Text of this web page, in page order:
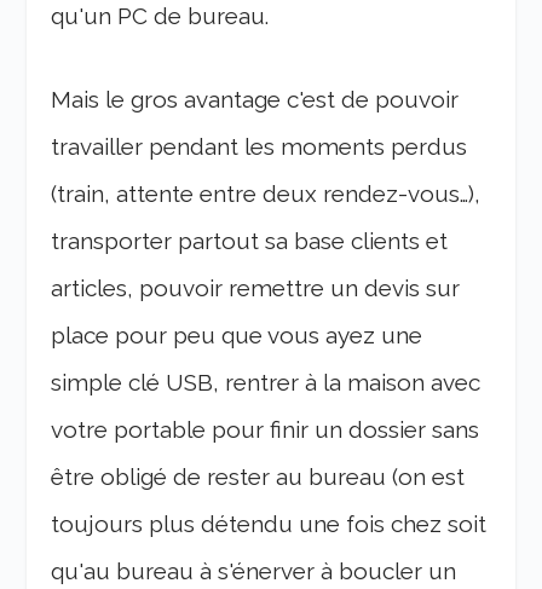
qu'un PC de bureau.
Mais le gros avantage c'est de pouvoir
travailler pendant les moments perdus
(train, attente entre deux rendez-vous…),
transporter partout sa base clients et
articles, pouvoir remettre un devis sur
place pour peu que vous ayez une
simple clé USB, rentrer à la maison avec
votre portable pour finir un dossier sans
être obligé de rester au bureau (on est
toujours plus détendu une fois chez soit
qu'au bureau à s'énerver à boucler un